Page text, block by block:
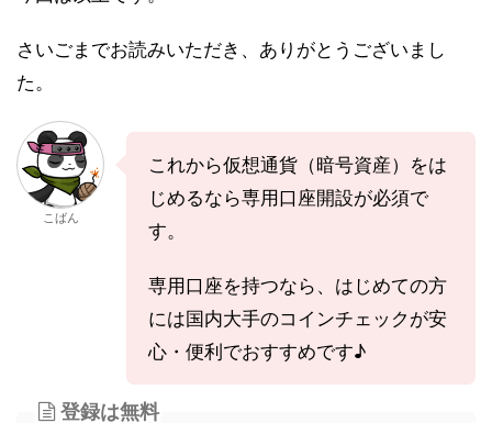
さいごまでお読みいただき、ありがとうございまし
た。
こばん
これから仮想通貨（暗号資産）をは
じめるなら専用口座開設が必須で
す。
専用口座を持つなら、はじめての方
には国内大手のコインチェックが安
心・便利でおすすめです♪
登録は無料